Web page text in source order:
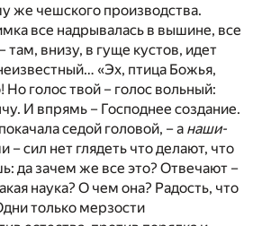
же чешского производства.
все надрывалась в вышине, все
внизу, в гуще кустов, идет
«Эх, птица Божья,
Но голос твой – голос вольный:
И впрямь – Господнее создание.
седой головой, – а наши-
сил нет глядеть что делают, что
да зачем же все это? Отвечают –
наука? О чем она? Радость, что
только мерзости